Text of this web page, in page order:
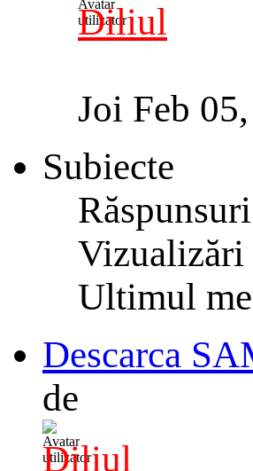
Diliul
Joi Feb
Subiecte
Răspunsuri
Vizualizări
Ultimul
Descarca
de
Diliul